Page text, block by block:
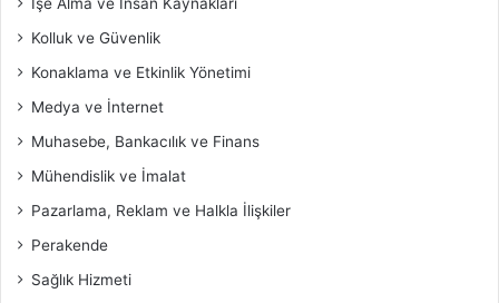
Kolluk ve Güvenlik
Konaklama ve Etkinlik Yönetimi
Medya ve İnternet
Muhasebe, Bankacılık ve Finans
Mühendislik ve İmalat
Pazarlama, Reklam ve Halkla İlişkiler
Perakende
Sağlık Hizmeti